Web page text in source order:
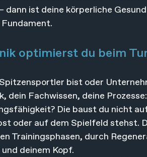
dann ist deine körperliche
optimierst du beim
bist oder
dein Fachwissen, deine
Die baust du nicht
oder auf dem Spielfeld stehst.
Trainingsphasen, durch
deinem Kopf.